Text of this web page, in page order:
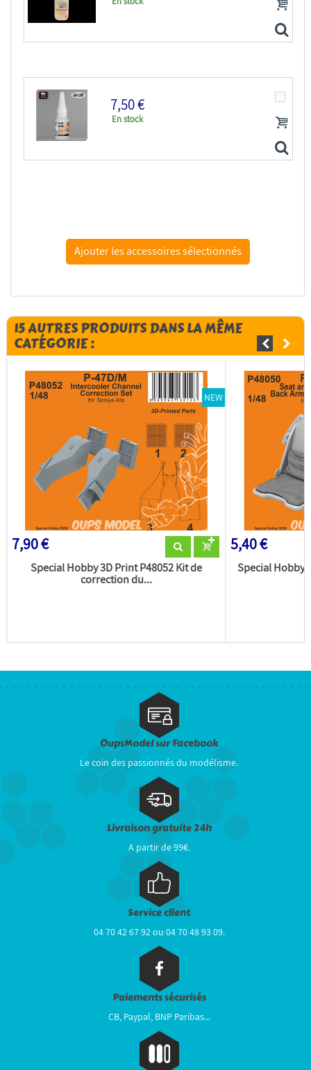
Colle 21 colle cyanoacrylate anaérobie 20g
7,50 €
En stock
VMS CM12 Flexy 5K CA for 3D - Colle cyano 5K pour 3D...
15 AUTRES PRODUITS DANS LA MÊME
CATÉGORIE :
NEW
7,90 €
Special Hobby 3D Print P48052 Kit de
correction du...
5,40 €
Special Hobby
OupsModel sur Facebook
Le coin des passionnés du modélisme.
Livraison gratuite 24h
A partir de 99€.
Service client
04 70 42 67 92 ou 04 70 48 93 09.
Paiements sécurisés
CB, Paypal, BNP Paribas...